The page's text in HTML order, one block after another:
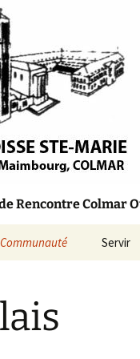
– Colmar
Rencontre
Communauté
Conseil Pastoral
Servir